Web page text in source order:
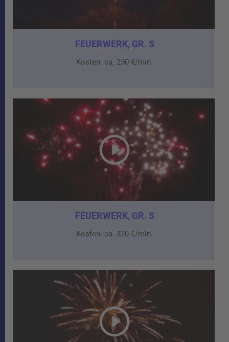
FEUERWERK, GR. S
Kosten: ca. 250 €/min.
FEUERWERK, GR. S
Kosten: ca. 320 €/min.